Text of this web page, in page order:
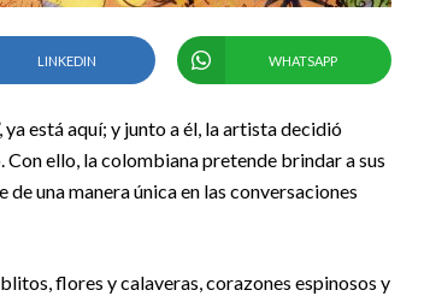
LINKEDIN WHATSAPP
está aquí; y junto a él, la artista decidió
ello, la colombiana pretende brindar a sus
una manera única en las conversaciones
flores y calaveras, corazones espinosos y